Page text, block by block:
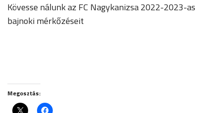
Kövesse nálunk az FC Nagykanizsa 2022-2023-as
bajnoki mérkőzéseit
Megosztás: